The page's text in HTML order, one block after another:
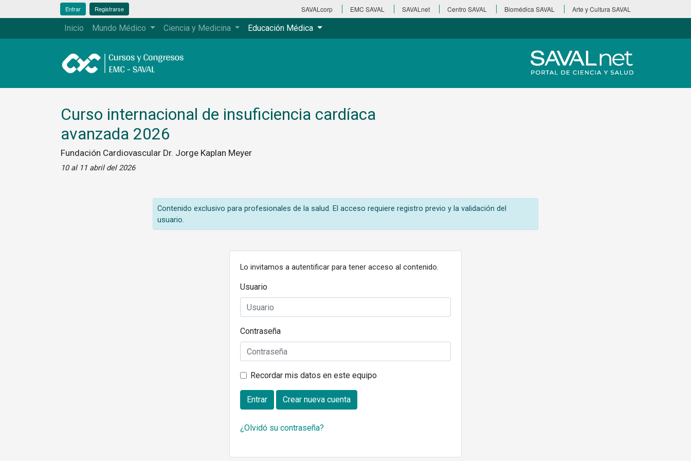
Entrar Registrarse SAVALcorp EMC SAVAL SAVALnet Centro SAVAL Biomédica SAVAL Arte y Cultura SAVAL
Inicio Mundo Médico Ciencia y Medicina Educación Médica
Curso internacional de insuficiencia cardíaca
avanzada 2026
Fundación Cardiovascular Dr. Jorge Kaplan Meyer
10 al 11 abril del 2026
Contenido exclusivo para profesionales de la salud. El acceso requiere registro previo y la validación del
usuario.
Lo invitamos a autentificar para tener acceso al contenido.
Usuario
Contraseña
Recordar mis datos en este equipo
Entrar Crear nueva cuenta
¿Olvidó su contraseña?